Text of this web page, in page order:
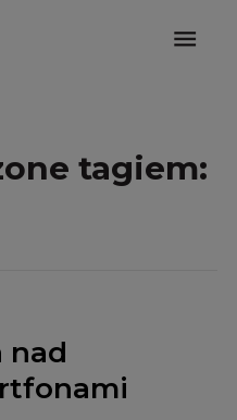
menu
tagiem:
nad